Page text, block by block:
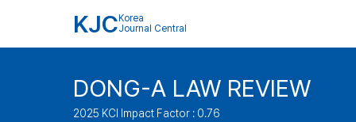
KJC Korea
Journal Central
DONG-A LAW REVIEW
2025 KCI Impact Factor : 0.76